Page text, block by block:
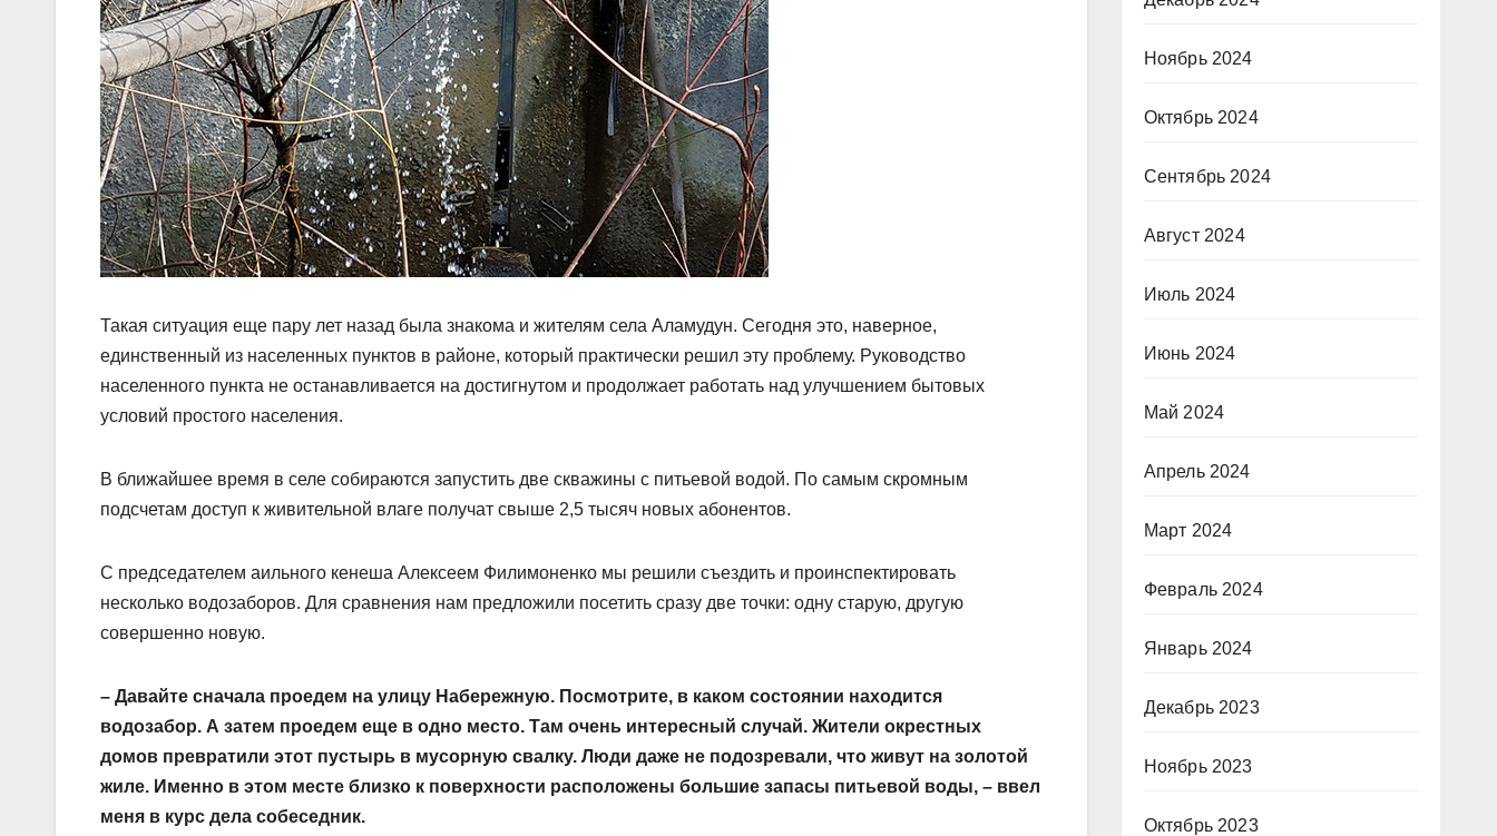
Такая ситуация еще пару лет назад была знакома и жителям села Аламудун. Сегодня это, наверное,
единственный из населенных пунктов в районе, который практически решил эту проблему. Руководство
населенного пункта не останавливается на достигнутом и продолжает работать над улучшением бытовых
условий простого населения.
В ближайшее время в селе собираются запустить две скважины с питьевой водой. По самым скромным
подсчетам доступ к живительной влаге получат свыше 2,5 тысяч новых абонентов.
С председателем аильного кенеша Алексеем Филимоненко мы решили съездить и проинспектировать
несколько водозаборов. Для сравнения нам предложили посетить сразу две точки: одну старую, другую
совершенно новую.
– Давайте сначала проедем на улицу Набережную. Посмотрите, в каком состоянии находится
водозабор. А затем проедем еще в одно место. Там очень интересный случай. Жители окрестных
домов превратили этот пустырь в мусорную свалку. Люди даже не подозревали, что живут на золотой
жиле. Именно в этом месте близко к поверхности расположены большие запасы питьевой воды, – ввел
меня в курс дела собеседник.
Ноябрь 2024
Октябрь 2024
Сентябрь 2024
Август 2024
Июль 2024
Июнь 2024
Май 2024
Апрель 2024
Март 2024
Февраль 2024
Январь 2024
Декабрь 2023
Ноябрь 2023
Октябрь 2023